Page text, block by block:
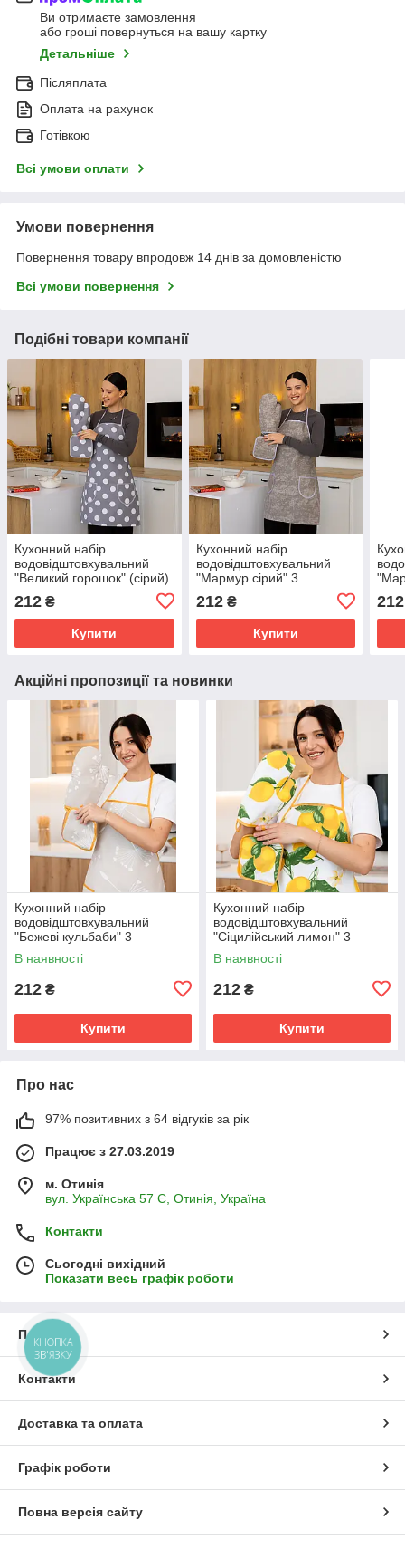
Ви отримаєте замовлення
або гроші повернуться на вашу картку
Детальніше
Післяплата
Оплата на рахунок
Готівкою
Всі умови оплати
Умови повернення
Повернення товару впродовж 14 днів за домовленістю
Всі умови повернення
Подібні товари компанії
Кухонний набір
водовідштовхувальний
"Великий горошок" (сірий)
212 ₴
Купити
Кухонний набір
водовідштовхувальний
"Мармур сірий" 3
212₴
Купити
212
Акційні пропозиції та новинки
Кухонний набір
водовідштовхувальний
"Бежеві кульбаби" 3
предмети
В наявності
212 ₴
Купити
Кухонний набір
водовідштовхувальний
"Сіцилійський лимон" 3
предмети
В наявності
212 ₴
Купити
Про нас
97% позитивних з 64 відгуків за рік
Працює з 27.03.2019
м. Отинія
вул. Українська 57 Є, Отинія, Україна
Контакти
Сьогодні вихідний
Показати весь графік роботи
Про нас
Контакти
Доставка та оплата
Графік роботи
Повна версія сайту
КНОПКА
ЗВ'ЯЗКУ